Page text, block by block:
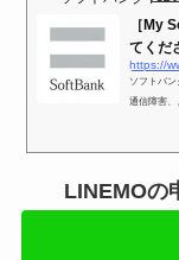
［My
てくだ
https://
ソフトバ
通信障害、
LINEMOの